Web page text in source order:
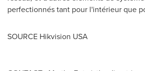
perfectionnés tant pour l'intérieur que
SOURCE Hikvision USA